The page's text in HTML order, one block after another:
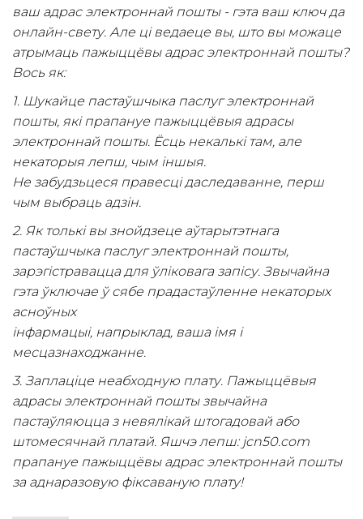
ваш адрас электроннай пошты - гэта ваш ключ да
онлайн-свету. Але ці ведаеце вы, што вы можаце
атрымаць пажыццёвы адрас электроннай пошты?
Вось як:
1. Шукайце пастаўшчыка паслуг электроннай
пошты, які прапануе пажыццёвыя адрасы
электроннай пошты. Ёсць некалькі там, але
некаторыя лепш, чым іншыя.
Не забудзьцеся правесці даследаванне, перш
чым выбраць адзін.
2. Як толькі вы знойдзеце аўтарытэтнага
пастаўшчыка паслуг электроннай пошты,
зарэгістравацца для ўліковага запісу. Звычайна
гэта ўключае ў сябе прадастаўленне некаторых
асноўных
інфармацыі, напрыклад, ваша імя і
месцазнаходжанне.
3. Заплаціце неабходную плату. Пажыццёвыя
адрасы электроннай пошты звычайна
пастаўляюцца з невялікай штогадовай або
штомесячнай платай. Яшчэ лепш: jcn50.com
прапануе пажыццёвы адрас электроннай пошты
за аднаразовую фіксаваную плату!